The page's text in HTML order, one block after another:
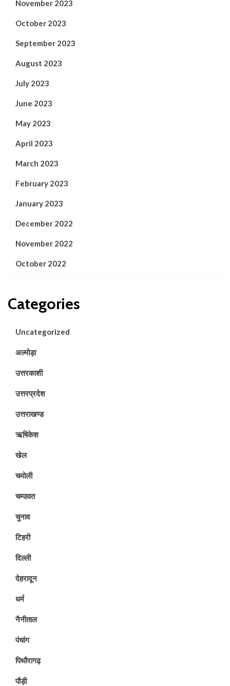
November 2023
October 2023
September 2023
August 2023
July 2023
June 2023
May 2023
April 2023
March 2023
February 2023
January 2023
December 2022
November 2022
October 2022
Categories
Uncategorized
अल्मोड़ा
उत्तरकाशी
उत्तरप्रदेश
उत्तराखण्ड
ऋषिकेश
खेल
चमोली
चम्पावत
चुनाव
टिहरी
दिल्ली
देहरादून
धर्म
नैनीताल
पंचांग
पिथौरागढ़
पौड़ी